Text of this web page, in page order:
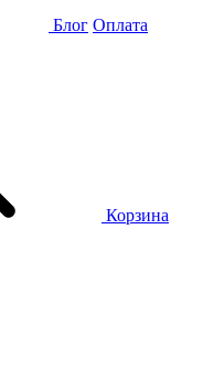
Блог Оплата
Корзина